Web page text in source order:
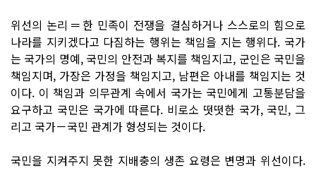
위선의 논리＝한 민족이 전쟁을 결심하거나 스스로의 힘으로
나라를 지키겠다고 다짐하는 행위는 책임을 지는 행위다. 국가
는 국가의 명예, 국민의 안전과 복지를 책임지고, 군인은 국민을
책임지며, 가장은 가정을 책임지고, 남편은 아내를 책임지는 것
이다. 이 책임과 의무관계 속에서 국가는 국민에게 고통분담을
요구하고 국민은 국가에 따른다. 비로소 떳떳한 국가, 국민, 그
리고 국가－국민 관계가 형성되는 것이다.
국민을 지켜주지 못한 지배충의 생존 요령은 변명과 위선이다.